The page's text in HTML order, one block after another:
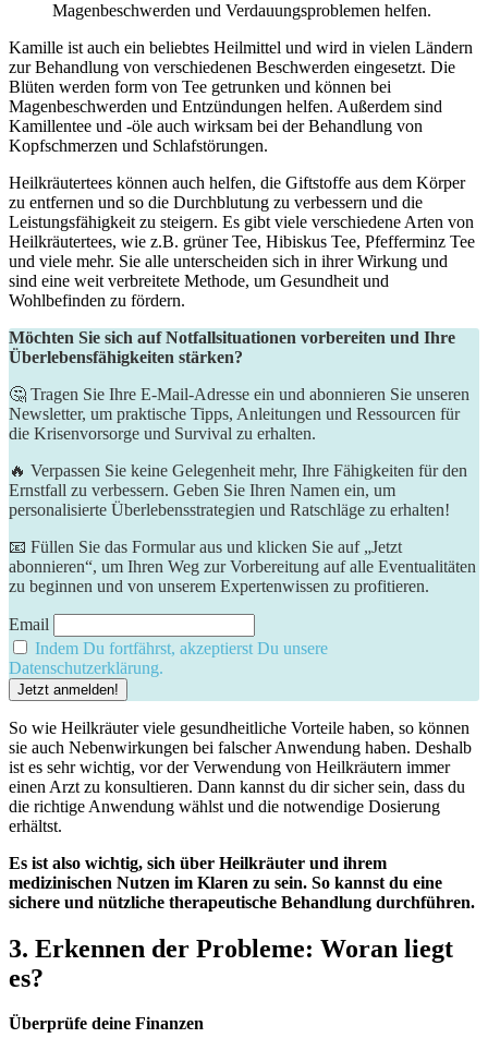
Magenbeschwerden und Verdauungsproblemen helfen.
Kamille ist auch ein beliebtes Heilmittel und wird in vielen Ländern
zur Behandlung von verschiedenen Beschwerden eingesetzt. Die
Blüten werden form von Tee getrunken und können bei
Magenbeschwerden und Entzündungen helfen. Außerdem sind
Kamillentee und -öle auch wirksam bei der Behandlung von
Kopfschmerzen und Schlafstörungen.
Heilkräutertees können auch helfen, die Giftstoffe aus dem Körper
zu entfernen und so die Durchblutung zu verbessern und die
Leistungsfähigkeit zu steigern. Es gibt viele verschiedene Arten von
Heilkräutertees, wie z.B. grüner Tee, Hibiskus Tee, Pfefferminz Tee
und viele mehr. Sie alle unterscheiden sich in ihrer Wirkung und
sind eine weit verbreitete Methode, um Gesundheit und
Wohlbefinden zu fördern.
Möchten Sie sich auf Notfallsituationen vorbereiten und Ihre
Überlebensfähigkeiten stärken?
🤔 Tragen Sie Ihre E-Mail-Adresse ein und abonnieren Sie unseren
Newsletter, um praktische Tipps, Anleitungen und Ressourcen für
die Krisenvorsorge und Survival zu erhalten.
🔥 Verpassen Sie keine Gelegenheit mehr, Ihre Fähigkeiten für den
Ernstfall zu verbessern. Geben Sie Ihren Namen ein, um
personalisierte Überlebensstrategien und Ratschläge zu erhalten!
📧 Füllen Sie das Formular aus und klicken Sie auf „Jetzt
abonnieren“, um Ihren Weg zur Vorbereitung auf alle Eventualitäten
zu beginnen und von unserem Expertenwissen zu profitieren.
Email
Indem Du fortfährst, akzeptierst Du unsere
Datenschutzerklärung.
So wie Heilkräuter viele gesundheitliche Vorteile haben, so können
sie auch Nebenwirkungen bei falscher Anwendung haben. Deshalb
ist es sehr wichtig, vor der Verwendung von Heilkräutern immer
einen Arzt zu konsultieren. Dann kannst du dir sicher sein, dass du
die richtige Anwendung wählst und die notwendige Dosierung
erhältst.
Es ist also wichtig, sich über Heilkräuter und ihrem
medizinischen Nutzen im Klaren zu sein. So kannst du eine
sichere und nützliche therapeutische Behandlung durchführen.
3. Erkennen der Probleme: Woran liegt
es?
Überprüfe deine Finanzen